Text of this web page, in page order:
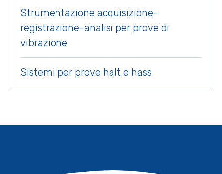
Strumentazione acquisizione-
registrazione-analisi per prove di
vibrazione
Sistemi per prove halt e hass